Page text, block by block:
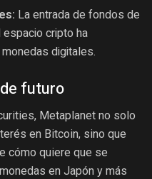
La entrada de fondos de
cripto ha
digitales.
futuro
Metaplanet no solo
en Bitcoin, sino que
cómo quiere que se
en Japón y más